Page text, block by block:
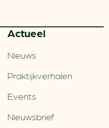
Actueel
Nieuws
Praktijkverhalen
Events
Nieuwsbrief